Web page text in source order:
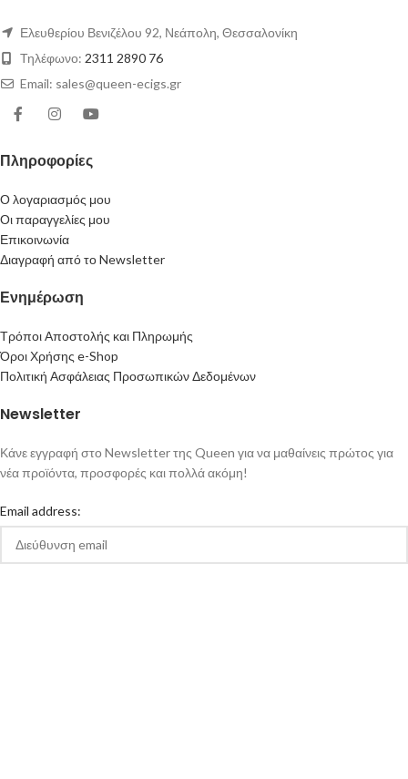
Ελευθερίου Βενιζέλου 92, Νεάπολη, Θεσσαλονίκη
Τηλέφωνο: 2311 2890 76
Email: sales@queen-ecigs.gr
Πληροφορίες
Ο λογαριασμός μου
Οι παραγγελίες μου
Επικοινωνία
Διαγραφή από το Newsletter
Ενημέρωση
Τρόποι Αποστολής και Πληρωμής
Όροι Χρήσης e-Shop
Πολιτική Ασφάλειας Προσωπικών Δεδομένων
Newsletter
Κάνε εγγραφή στο Newsletter της Queen για να μαθαίνεις πρώτος για
νέα προϊόντα, προσφορές και πολλά ακόμη!
Email address: